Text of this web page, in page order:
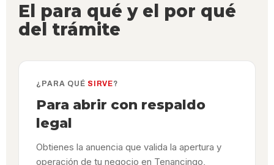
El para qué y el por qué
del trámite
¿PARA QUÉ SIRVE?
Para abrir con respaldo
legal
Obtienes la anuencia que valida la apertura y
operación de tu negocio en Tenancingo,